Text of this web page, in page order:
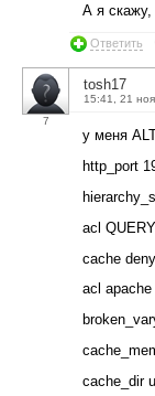
А я скажу,
Ответить
7
tosh17
15:41, 21
у меня
http_port
acl
cache
acl apache
cache_dir